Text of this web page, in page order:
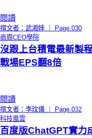
閱讀
撰文者：武湘婞 ｜ Page.030
商周CEO學院
沒跟上台積電最新製
戰場EPS翻8倍
閱讀
撰文者：李玟儀 ｜ Page.032
科技風雲
百度版ChatGPT實力